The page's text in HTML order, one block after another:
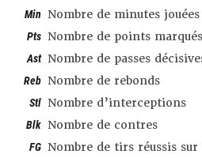
Min Nombre de minutes jouées
Pts Nombre de points marqués
Ast Nombre de passes
Reb Nombre de rebonds
Stl Nombre d’interceptions
Blk Nombre de contres
FG Nombre de tirs réussis